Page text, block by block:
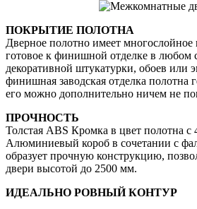
ПОКРЫТИЕ ПОЛОТНА
Дверное полотно имеет многослойное
готовое к финишной отделке в любом
декоративной штукатурки, обоев или
финишная заводская отделка полотна
его можно дополнительно ничем не
ПРОЧНОСТЬ
Толстая ABS Кромка в цвет полотна с
Алюминиевый короб в сочетании с
образует прочную конструкцию,
двери высотой до 2500 мм.
ИДЕАЛЬНО РОВНЫЙ КОНТУР